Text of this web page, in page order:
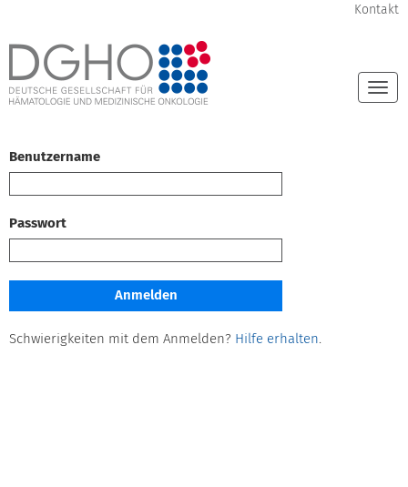
Kontakt
Benutzername
Passwort
Schwierigkeiten mit dem Anmelden? Hilfe erhalten.